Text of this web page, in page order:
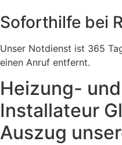
Soforthilfe bei
Unser Notdienst ist 365
einen Anruf entfernt.
Heizung-
Installateur
Auszug